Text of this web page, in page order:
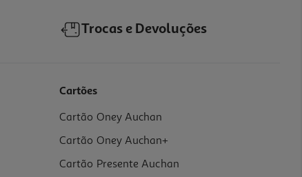
Trocas e Devoluções
Cartões
Cartão Oney Auchan
Cartão Oney Auchan+
Cartão Presente Auchan